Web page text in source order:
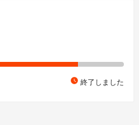
watch_later 終了しました